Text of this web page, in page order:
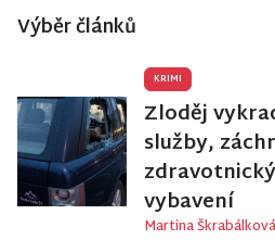
Výběr článků
KRIMI
Zloděj
služby,
vybavení
Martina Škrabálková